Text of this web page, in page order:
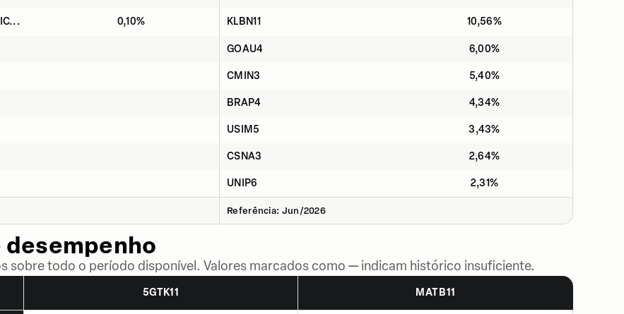
0,10% KLBN11 10,56%
GOAU4 6,00%
CMIN3 5,40%
BRAP4 4,34%
USIM5 3,43%
CSNA3 2,64%
UNIP6 2,31%
Referência: Jun/2026
sobre todo o período disponível. Valores marcados como — indicam histórico insuficiente.
5GTK11 MATB11